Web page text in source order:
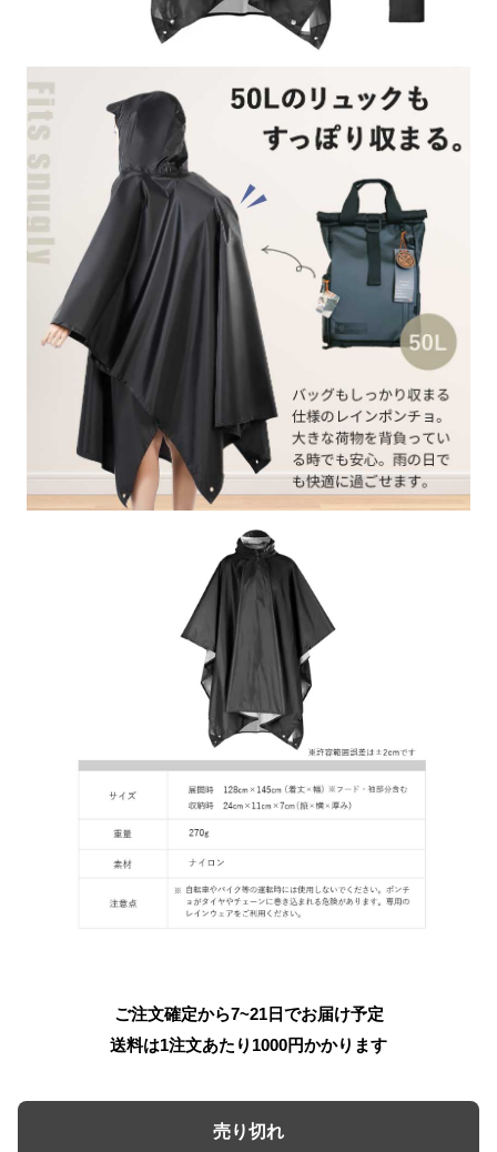
ご注文確定から7~21日でお届け予定
送料は1注文あたり 1000円かかります
売り切れ